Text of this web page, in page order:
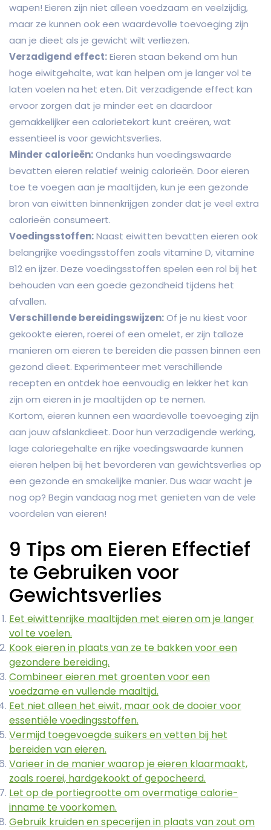
wapen! Eieren zijn niet alleen voedzaam en veelzijdig,
maar ze kunnen ook een waardevolle toevoeging zijn
aan je dieet als je gewicht wilt verliezen.
Verzadigend effect:Eieren staan bekend om hun
hoge eiwitgehalte, wat kan helpen om je langer vol te
laten voelen na het eten. Dit verzadigende effect kan
ervoor zorgen dat je minder eet en daardoor
gemakkelijker een calorietekort kunt creëren, wat
essentieel is voor gewichtsverlies.
Minder calorieën:Ondanks hun voedingswaarde
bevatten eieren relatief weinig calorieën. Door eieren
toe te voegen aan je maaltijden, kun je een gezonde
bron van eiwitten binnenkrijgen zonder dat je veel extra
calorieën consumeert.
Voedingsstoffen:Naast eiwitten bevatten eieren ook
belangrijke voedingsstoffen zoals vitamine D, vitamine
B12 en ijzer. Deze voedingsstoffen spelen een rol bij het
behouden van een goede gezondheid tijdens het
afvallen.
Verschillende bereidingswijzen:Of je nu kiest voor
gekookte eieren, roerei of een omelet, er zijn talloze
manieren om eieren te bereiden die passen binnen een
gezond dieet. Experimenteer met verschillende
recepten en ontdek hoe eenvoudig en lekker het kan
zijn om eieren in je maaltijden op te nemen.
Kortom, eieren kunnen een waardevolle toevoeging zijn
aan jouw afslankdieet. Door hun verzadigende werking,
lage caloriegehalte en rijke voedingswaarde kunnen
eieren helpen bij het bevorderen van gewichtsverlies op
een gezonde en smakelijke manier. Dus waar wacht je
nog op? Begin vandaag nog met genieten van de vele
voordelen van eieren!
9 Tips om Eieren Effectief
te Gebruiken voor
Gewichtsverlies
Eet eiwittenrijke maaltijden met eieren om je langer
vol te voelen.
Kook eieren in plaats van ze te bakken voor een
gezondere bereiding.
Combineer eieren met groenten voor een
voedzame en vullende maaltijd.
Eet niet alleen het eiwit, maar ook de dooier voor
essentiële voedingsstoffen.
Vermijd toegevoegde suikers en vetten bij het
bereiden van eieren.
Varieer in de manier waarop je eieren klaarmaakt,
zoals roerei, hardgekookt of gepocheerd.
Let op de portiegrootte om overmatige calorie-
inname te voorkomen.
Gebruik kruiden en specerijen in plaats van zout om